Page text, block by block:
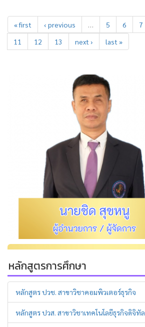
« first ‹ previous … 5 6 7
11
12 13 next › last »
หลักสูตรการศึกษา
หลักสูตร ปวช. สาขาวิชาคอมพิวเตอร์ธุรกิจ
หลักสูตร ปวส. สาขาวิชาเทคโนโลยีธุรกิจดิจิทัล